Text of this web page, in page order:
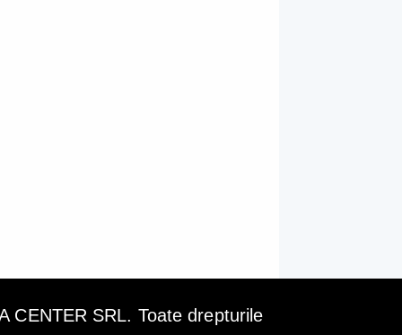
CENTER SRL. Toate drepturile